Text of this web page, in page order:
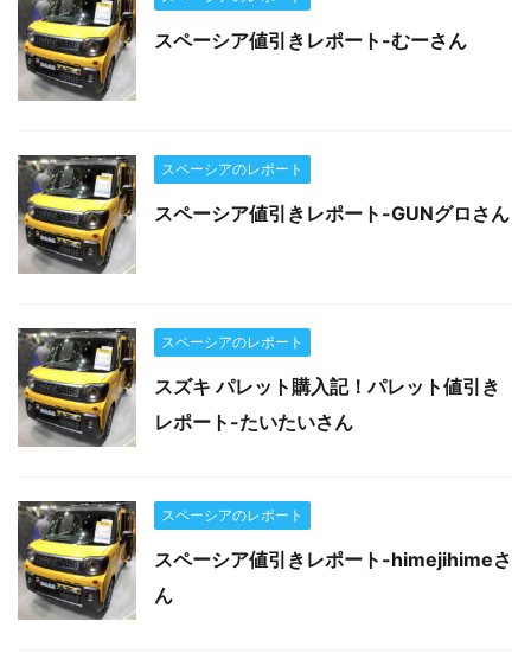
スペーシア値引きレポート-むーさん
スペーシアのレポート
スペーシア値引きレポート-GUNグロさん
スペーシアのレポート
スズキ パレット購入記！パレット値引き
レポート-たいたいさん
スペーシアのレポート
スペーシア値引きレポート-himejihimeさ
ん